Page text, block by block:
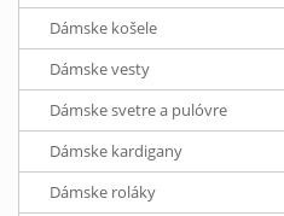
Dámske košele
Dámske vesty
Dámske svetre a pulóvre
Dámske kardigany
Dámske roláky